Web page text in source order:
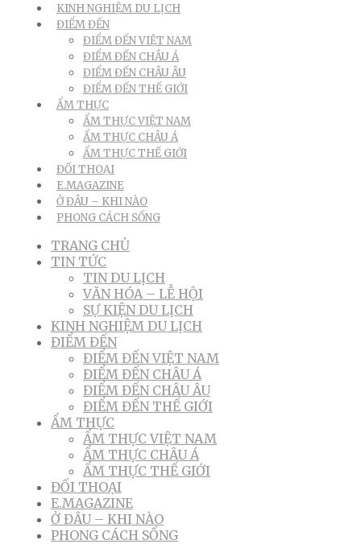
KINH NGHIỆM DU LỊCH
ĐIỂM ĐẾN
ĐIỂM ĐẾN VIỆT NAM
ĐIỂM ĐẾN CHÂU Á
ĐIỂM ĐẾN CHÂU ÂU
ĐIỂM ĐẾN THẾ GIỚI
ẨM THỰC
ẨM THỰC VIỆT NAM
ẨM THỰC CHÂU Á
ẨM THỰC THẾ GIỚI
ĐỐI THOẠI
E.MAGAZINE
Ở ĐÂU – KHI NÀO
PHONG CÁCH SỐNG
TRANG CHỦ
TIN TỨC
TIN DU LỊCH
VĂN HÓA – LỄ HỘI
SỰ KIỆN DU LỊCH
KINH NGHIỆM DU LỊCH
ĐIỂM ĐẾN
ĐIỂM ĐẾN VIỆT NAM
ĐIỂM ĐẾN CHÂU Á
ĐIỂM ĐẾN CHÂU ÂU
ĐIỂM ĐẾN THẾ GIỚI
ẨM THỰC
ẨM THỰC VIỆT NAM
ẨM THỰC CHÂU Á
ẨM THỰC THẾ GIỚI
ĐỐI THOẠI
E.MAGAZINE
Ở ĐÂU – KHI NÀO
PHONG CÁCH SỐNG